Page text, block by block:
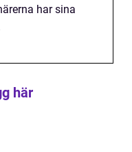
har sina
här